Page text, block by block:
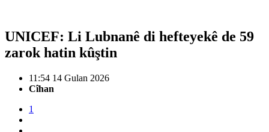
UNICEF: Li Lubnanê di hefteyekê de 59
zarok hatin kûştin
11:54 14 Gulan 2026
Cîhan
1